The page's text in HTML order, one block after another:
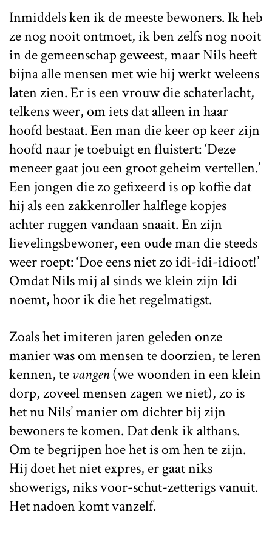
Inmiddels ken ik de meeste bewoners. Ik heb
ze nog nooit ontmoet, ik ben zelfs nog nooit
in de gemeenschap geweest, maar Nils heeft
bijna alle mensen met wie hij werkt weleens
laten zien. Er is een vrouw die schaterlacht,
telkens weer, om iets dat alleen in haar
hoofd bestaat. Een man die keer op keer zijn
hoofd naar je toebuigt en fluistert: ‘Deze
meneer gaat jou een groot geheim vertellen.’
Een jongen die zo gefixeerd is op koffie dat
hij als een zakkenroller halflege kopjes
achter ruggen vandaan snaait. En zijn
lievelingsbewoner, een oude man die steeds
weer roept: ‘Doe eens niet zo idi-idi-idioot!’
Omdat Nils mij al sinds we klein zijn Idi
noemt, hoor ik die het regelmatigst.
Zoals het imiteren jaren geleden onze
manier was om mensen te doorzien, te leren
kennen, tevangen(we woonden in een klein
dorp, zoveel mensen zagen we niet), zo is
het nu Nils’ manier om dichter bij zijn
bewoners te komen. Dat denk ik althans.
Om te begrijpen hoe het is om hen te zijn.
Hij doet het niet expres, er gaat niks
showerigs, niks voor-schut-zetterigs vanuit.
Het nadoen komt vanzelf.